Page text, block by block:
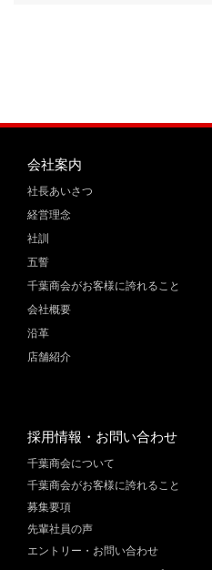
会社案内
社長あいさつ
経営理念
社訓
五誓
千葉商会がお客様に誇れること
会社概要
沿革
店舗紹介
採用情報・お問い合わせ
千葉商会について
千葉商会がお客様に誇れること​
募集要項
先輩社員の声
エントリー・お問い合わせ